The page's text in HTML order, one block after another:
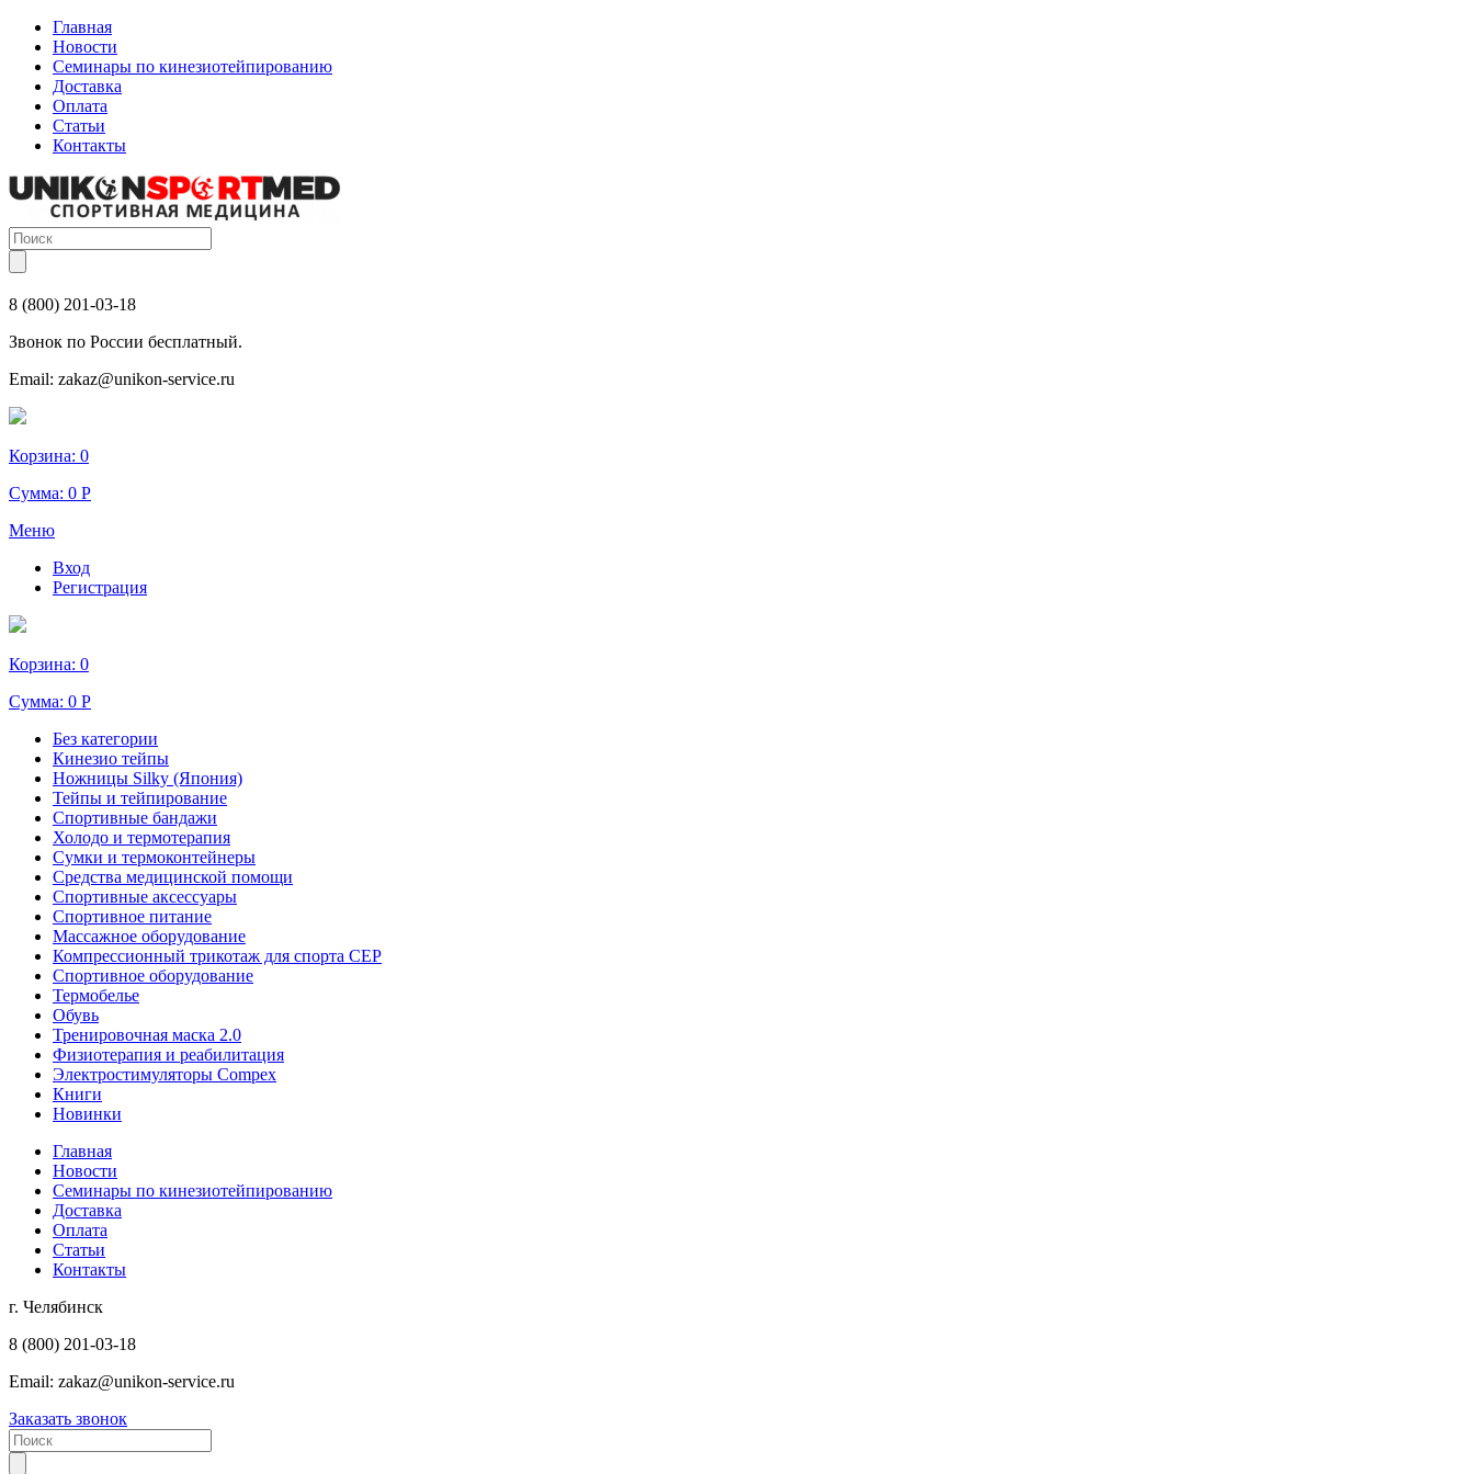
Главная
Новости
Семинары по кинезиотейпированию
Доставка
Оплата
Статьи
Контакты
8 (800) 201-03-18
Звонок по России бесплатный.
Email: zakaz@unikon-service.ru
Корзина: 0
Сумма: 0 Р
Меню
Вход
Регистрация
Корзина: 0
Сумма: 0 Р
Без категории
Кинезио тейпы
Ножницы Silky (Япония)
Тейпы и тейпирование
Спортивные бандажи
Холодо и термотерапия
Сумки и термоконтейнеры
Средства медицинской помощи
Спортивные аксессуары
Спортивное питание
Массажное оборудование
Компрессионный трикотаж для спорта СЕР
Спортивное оборудование
Термобелье
Обувь
Тренировочная маска 2.0
Физиотерапия и реабилитация
Электростимуляторы Compex
Книги
Новинки
Главная
Новости
Семинары по кинезиотейпированию
Доставка
Оплата
Статьи
Контакты
г. Челябинск
8 (800) 201-03-18
Email: zakaz@unikon-service.ru
Заказать звонок